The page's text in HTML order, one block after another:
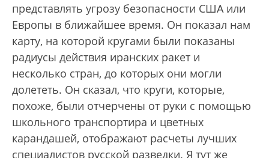
представлять угрозу безопасности США или
Европы в ближайшее время. Он показал нам
карту, на которой кругами были показаны
радиусы действия иранских ракет и
несколько стран, до которых они могли
долететь. Он сказал, что круги, которые,
похоже, были отчерчены от руки с помощью
школьного транспортира и цветных
карандашей, отображают расчеты лучших
специалистов русской разведки. Я тут же